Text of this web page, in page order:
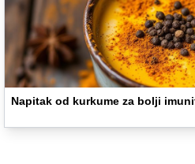
Napitak od kurkume za bolji